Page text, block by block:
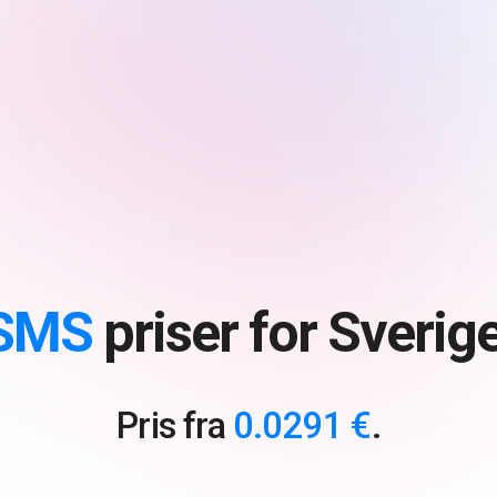
priser for
Pris fra 0.0291 €.